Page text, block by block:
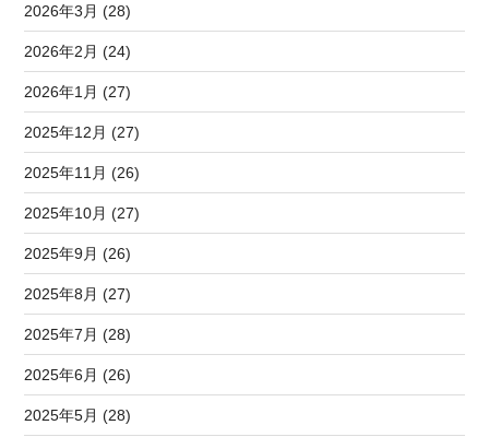
2026年3月 (28)
2026年2月 (24)
2026年1月 (27)
2025年12月 (27)
2025年11月 (26)
2025年10月 (27)
2025年9月 (26)
2025年8月 (27)
2025年7月 (28)
2025年6月 (26)
2025年5月 (28)